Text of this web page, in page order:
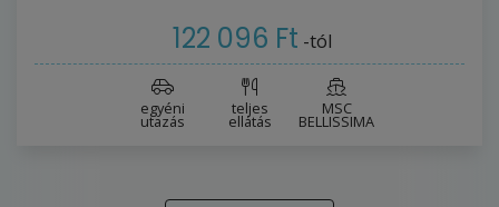
122 096 Ft -tól
egyéni
utazás
teljes
ellátás
MSC
BELLISSIMA